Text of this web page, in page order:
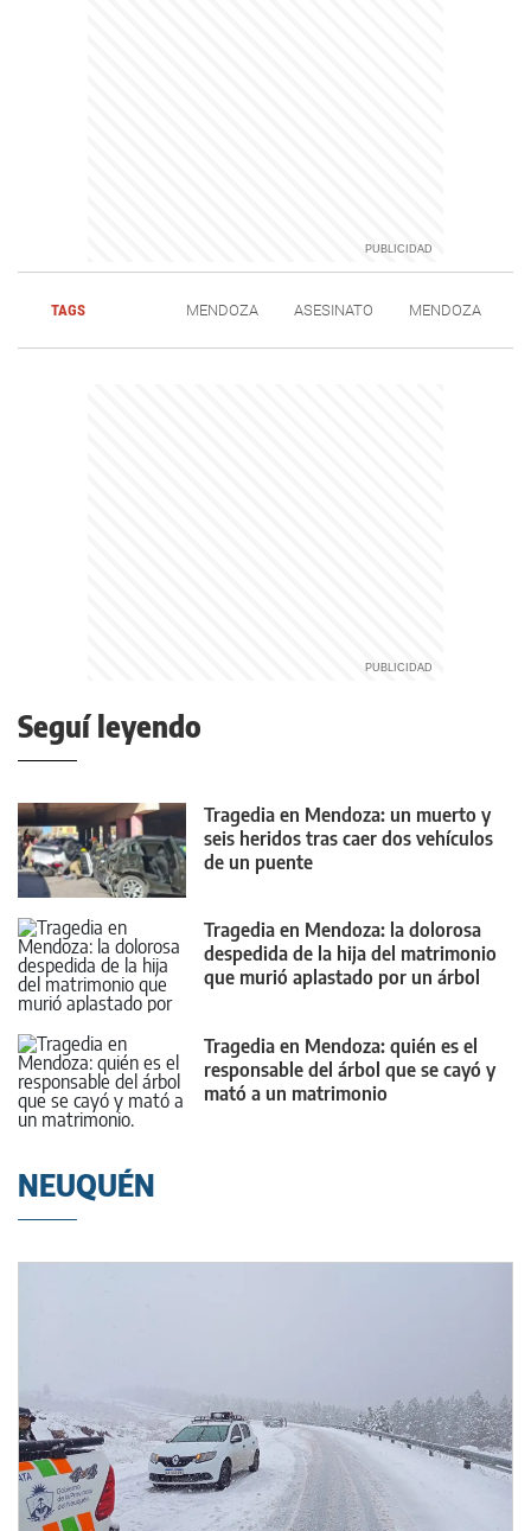
TAGS MENDOZA ASESINATO MENDOZA
Seguí leyendo
Tragedia en Mendoza: un muerto y
seis heridos tras caer dos vehículos
de un puente
Tragedia en Mendoza: la dolorosa
despedida de la hija del matrimonio
que murió aplastado por un árbol
Tragedia en Mendoza: quién es el
responsable del árbol que se cayó y
mató a un matrimonio
NEUQUÉN